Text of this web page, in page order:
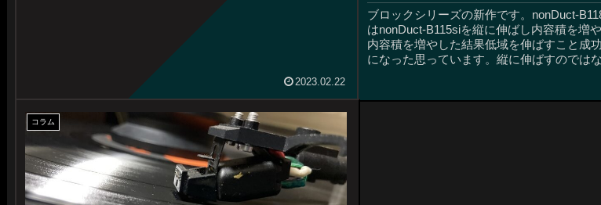
2023.02.22
ブロックシリーズの新作です。nonDuct-
はnonDuct-B115siを縦に伸ばし内容積を増
内容積を増やした結果低域を伸ばすこと成
になった思っています。縦に伸ばすのでは
コラム